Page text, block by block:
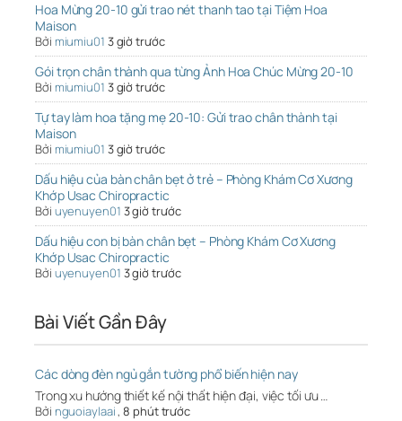
Hoa Mừng 20-10 gửi trao nét thanh tao tại Tiệm Hoa
Maison
Bởi miumiu01 3 giờ trước
Gói trọn chân thành qua từng Ảnh Hoa Chúc Mừng 20-10
Bởi miumiu01 3 giờ trước
Tự tay làm hoa tặng mẹ 20-10: Gửi trao chân thành tại
Maison
Bởi miumiu01 3 giờ trước
Dấu hiệu của bàn chân bẹt ở trẻ – Phòng Khám Cơ Xương
Khớp Usac Chiropractic
Bởi uyenuyen01 3 giờ trước
Dấu hiệu con bị bàn chân bẹt – Phòng Khám Cơ Xương
Khớp Usac Chiropractic
Bởi uyenuyen01 3 giờ trước
Bài Viết Gần Đây
Các dòng đèn ngủ gắn tường phổ biến hiện nay
Trong xu hướng thiết kế nội thất hiện đại, việc tối ưu …
Bởi nguoiaylaai,8 phút trước